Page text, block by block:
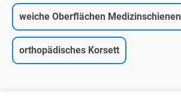
weiche Oberflächen Medizinschienen
orthopädisches Korsett